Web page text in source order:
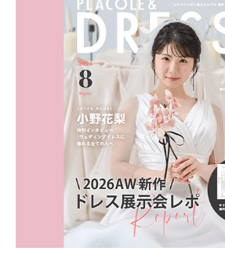
一番お得？」「プラコレの特
解決します。 まずは診断で
ング診断」か、体験